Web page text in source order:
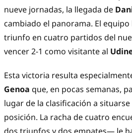
nueve jornadas, la llegada de
cambiado el panorama. El
triunfo en cuatro partidos del
vencer 2-1 como visitante al
Genoa que, en pocas semanas,
lugar de la clasificación a
posición. La racha de cuatro